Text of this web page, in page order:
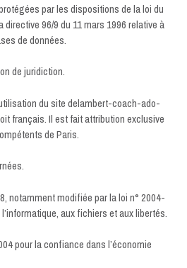
par les dispositions de la loi du
96/9 du 11 mars 1996 relative à
de données.
de juridiction.
du site delambert-coach-ado-
français. Il est fait attribution exclusive
de Paris.
notamment modifiée par la loi n° 2004-
aux fichiers et aux libertés.
pour la confiance dans l’économie